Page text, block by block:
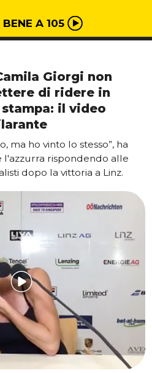
A 105
Giorgi non
di ridere in
il video
ma ho vinto lo stesso”, ha
l'azzurra rispondendo alle
dopo la vittoria a Linz.